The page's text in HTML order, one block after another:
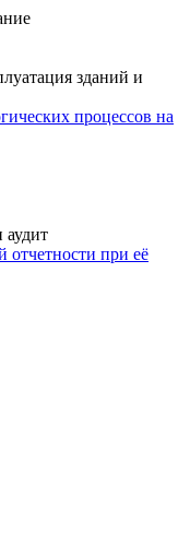
зданий и
процессов на
аудит
отчетности при её